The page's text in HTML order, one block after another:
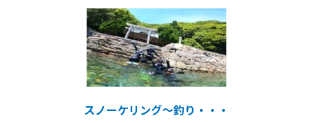
スノーケリング～釣り・・・